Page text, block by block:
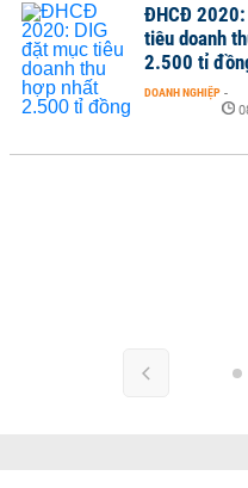
ĐHCĐ
tiêu doanh
2.500 tỉ
DOANH NGHIỆP -